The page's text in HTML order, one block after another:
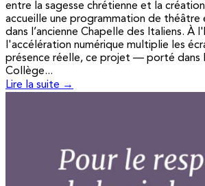
entre la sagesse chrétienne et la
accueille une programmation de théâtre
dans l’ancienne Chapelle des Italiens. À
l'accélération numérique multiplie les
présence réelle, ce projet — porté dans
Collège...
Lire la suite →